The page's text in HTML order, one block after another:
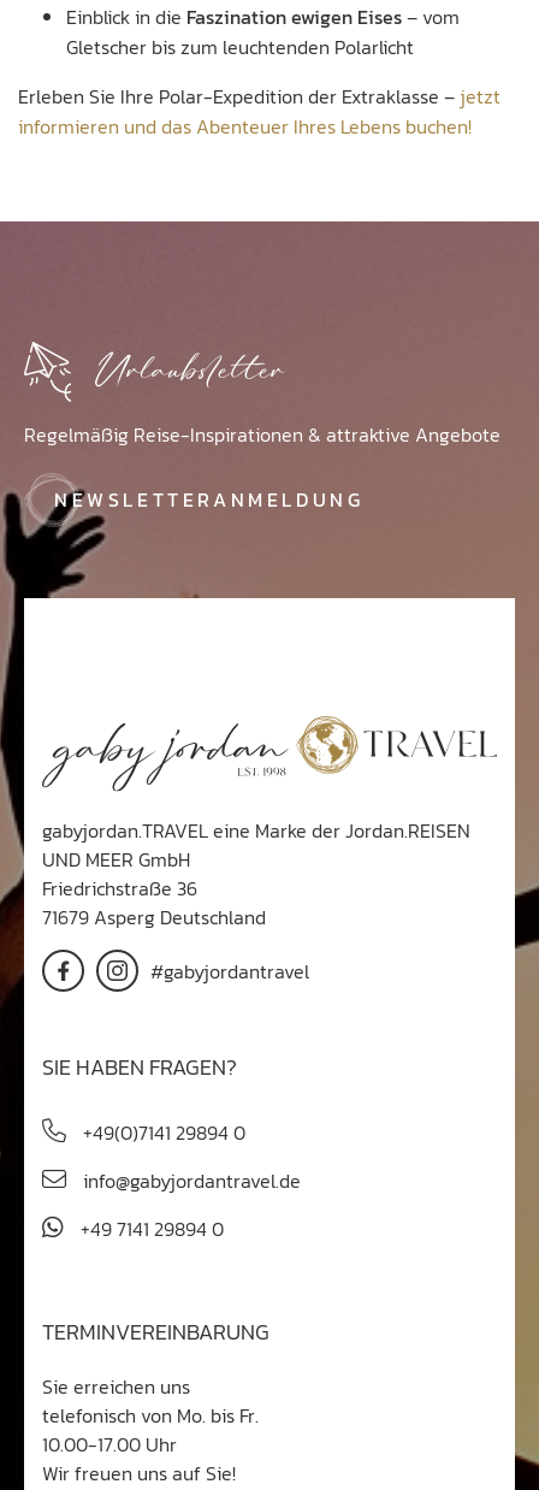
Einblick in die Faszination ewigen Eises– vom
Gletscher bis zum leuchtenden Polarlicht
Erleben Sie Ihre Polar-Expedition der Extraklasse – jetzt
informieren und das Abenteuer Ihres Lebens buchen!
Urlaubsletter
Regelmäßig Reise-Inspirationen & attraktive Angebote
NEWSLETTERANMELDUNG
gabyjordan.TRAVEL eine Marke der Jordan.REISEN
UND MEER GmbH
Friedrichstraße 36
71679 Asperg Deutschland
#gabyjordantravel
SIE HABEN FRAGEN?
+49(0)7141 29894 0
info@gabyjordantravel.de
+49 7141 29894 0
TERMINVEREINBARUNG
Sie erreichen uns
telefonisch von Mo. bis Fr.
10.00-17.00 Uhr
Wir freuen uns auf Sie!